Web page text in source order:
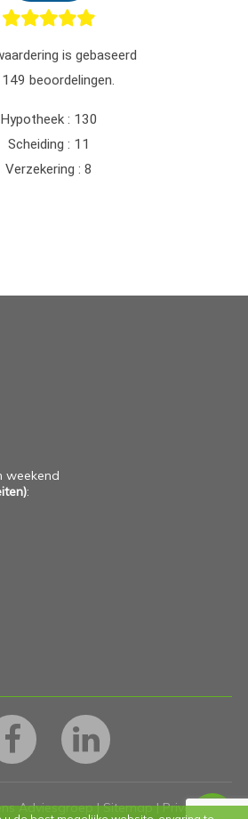
weekend
:
Adviesgroep |Sitemap|Privacy